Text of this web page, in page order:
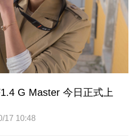
G Master 今日正式上
17 10:48